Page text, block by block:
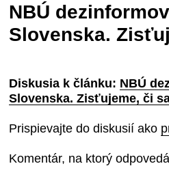
NBÚ
Slovenska.
Diskusia k článku: NBÚ
Slovenska. Zisťujeme, či
Prispievajte do diskusií ako
Komentár, na ktorý